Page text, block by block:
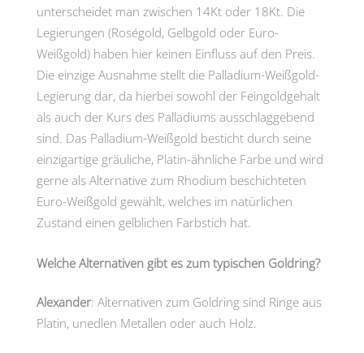
unterscheidet man zwischen 14Kt oder 18Kt. Die
Legierungen (Roségold, Gelbgold oder Euro-
Weißgold) haben hier keinen Einfluss auf den Preis.
Die einzige Ausnahme stellt die Palladium-Weißgold-
Legierung dar, da hierbei sowohl der Feingoldgehalt
als auch der Kurs des Palladiums ausschlaggebend
sind. Das Palladium-Weißgold besticht durch seine
einzigartige gräuliche, Platin-ähnliche Farbe und wird
gerne als Alternative zum Rhodium beschichteten
Euro-Weißgold gewählt, welches im natürlichen
Zustand einen gelblichen Farbstich hat.
Welche Alternativen gibt es zum typischen Goldring?
Alexander: Alternativen zum Goldring sind Ringe aus
Platin, unedlen Metallen oder auch Holz.